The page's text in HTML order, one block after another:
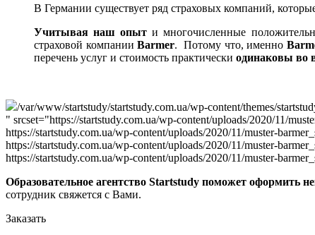
В Германии существует ряд страховых компаний,
Учитывая наш опыт и многочисленные
страховой компании Barmer. Потому что, именно
перечень услуг и стоимость практически одинаковы во
/var/www/startstudy/startstudy.com.ua/wp-content/themes/
" srcset="https://startstudy.com.ua/wp-content/uploads/2020/11/
https://startstudy.com.ua/wp-content/uploads/2020/11/muster-
https://startstudy.com.ua/wp-content/uploads/2020/11/muster-
https://startstudy.com.ua/wp-content/uploads/2020/11/muster-
Образовательное агентство Startstudy поможет оформить
сотрудник свяжется с Вами.
Заказать